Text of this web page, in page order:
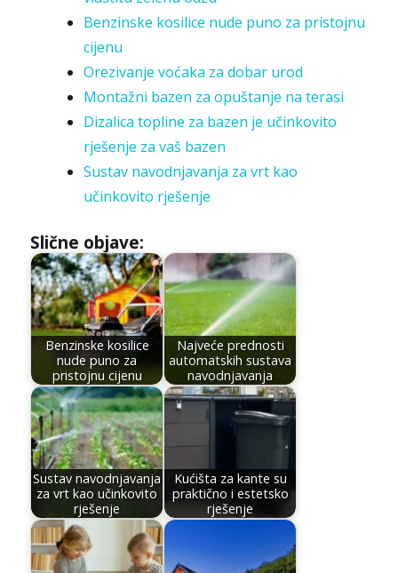
Benzinske kosilice nude puno za pristojnu
cijenu
Orezivanje voćaka za dobar urod
Montažni bazen za opuštanje na terasi
Dizalica topline za bazen je učinkovito
rješenje za vaš bazen
Sustav navodnjavanja za vrt kao
učinkovito rješenje
Slične objave:
Benzinske kosilice
nude puno za
pristojnu cijenu
Najveće prednosti
automatskih sustava
navodnjavanja
Sustav navodnjavanja
za vrt kao učinkovito
rješenje
Kućišta za kante su
praktično i estetsko
rješenje